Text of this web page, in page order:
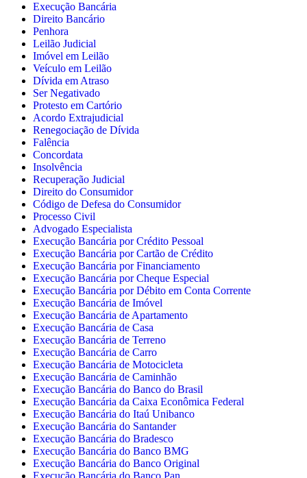
Execução Bancária
Direito Bancário
Penhora
Leilão Judicial
Imóvel em Leilão
Veículo em Leilão
Dívida em Atraso
Ser Negativado
Protesto em Cartório
Acordo Extrajudicial
Renegociação de Dívida
Falência
Concordata
Insolvência
Recuperação Judicial
Direito do Consumidor
Código de Defesa do Consumidor
Processo Civil
Advogado Especialista
Execução Bancária por Crédito Pessoal
Execução Bancária por Cartão de Crédito
Execução Bancária por Financiamento
Execução Bancária por Cheque Especial
Execução Bancária por Débito em Conta Corrente
Execução Bancária de Imóvel
Execução Bancária de Apartamento
Execução Bancária de Casa
Execução Bancária de Terreno
Execução Bancária de Carro
Execução Bancária de Motocicleta
Execução Bancária de Caminhão
Execução Bancária do Banco do Brasil
Execução Bancária da Caixa Econômica Federal
Execução Bancária do Itaú Unibanco
Execução Bancária do Santander
Execução Bancária do Bradesco
Execução Bancária do Banco BMG
Execução Bancária do Banco Original